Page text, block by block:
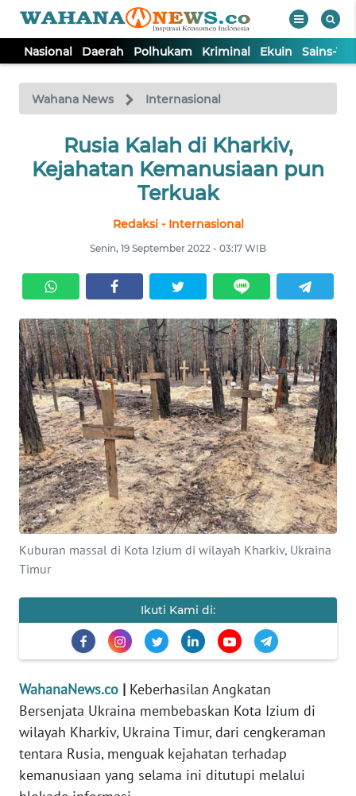
Nasional Daerah Polhukam Kriminal Ekuin Sains-
Wahana News Internasional
Rusia Kalah di Kharkiv,
Kejahatan Kemanusiaan pun
Terkuak
Redaksi - Internasional
Senin, 19 September 2022 - 03:17 WIB
Kuburan massal di Kota Izium di wilayah Kharkiv, Ukraina
Timur
Ikuti Kami di:
WahanaNews.co | Keberhasilan Angkatan
Bersenjata Ukraina membebaskan Kota Izium di
wilayah Kharkiv, Ukraina Timur, dari cengkeraman
tentara Rusia, menguak kejahatan terhadap
kemanusiaan yang selama ini ditutupi melalui
TV
Tutup
NASIONAL
KRIMINAL
EKUIN
SAINS-TEKNO
KESEHATAN
INTERNASIONAL
SERBA-SERBI
PENDIDIKAN
Informasi
INDEKS